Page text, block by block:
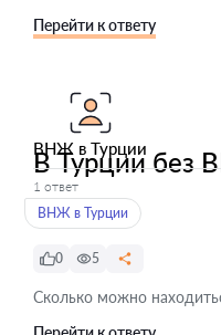
Перейти к ответу
ВНЖ в Турции
В Турции без
1 ответ
ВНЖ в Турции
0 5
Сколько можно